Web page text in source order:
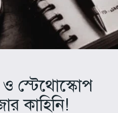
ও স্টেথোস্কোপ
কাহিনি!